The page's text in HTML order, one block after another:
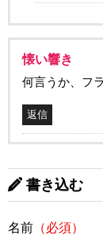
懐い響き
何言うか、フ
返信
書き込む
名前 （必須）